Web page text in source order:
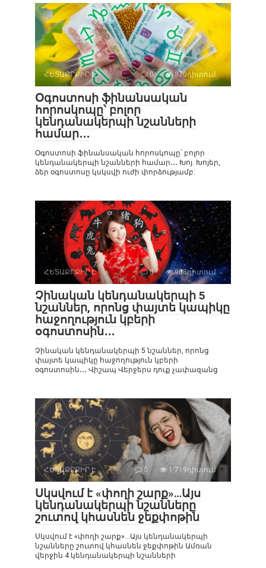
ՀԵՏԱՔՐՔԻՐ Է 0 870դիտում
Օգոստոսի ֆինանսական
հորոսկոպը՝ բոլոր
կենդանակերպի նշանների
համար․․․
Օգոստոսի ֆինանսական հորոսկոպը՝ բոլոր
կենդանակերպի նշանների համար․․․ Խոյ. Խոյեր,
ձեր օգոստոսը կսկսվի ուժի փորձությամբ:
ՀԵՏԱՔՐՔԻՐ Է 0 908դիտում
Չինական կենդանակերպի 5
նշաններ, որոնց փայտե կապիկը
հաջողություն կբերի
օգոստոսին․․․
Չինական կենդանակերպի 5 նշաններ, որոնց
փայտե կապիկը հաջողություն կբերի
օգոստոսին․․․ Վիշապ Վերջերս դուք չափազանց
ՀԵՏԱՔՐՔԻՐ Է 0 1 719դիտում
Սկսվում է «փողի շարք»…Այս
կենդանակերպի նշանները
շուտով կհասնեն ջեքփոթին
Սկսվում է «փողի շարք»…Այս կենդանակերպի
նշանները շուտով կհասնեն ջեքփոթին Ամռան
վերջին 4 կենդանակերպի նշանների